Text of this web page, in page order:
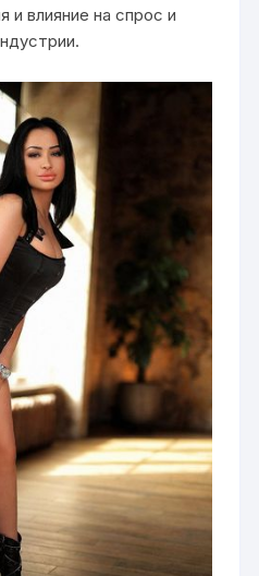
и влияние на спрос и